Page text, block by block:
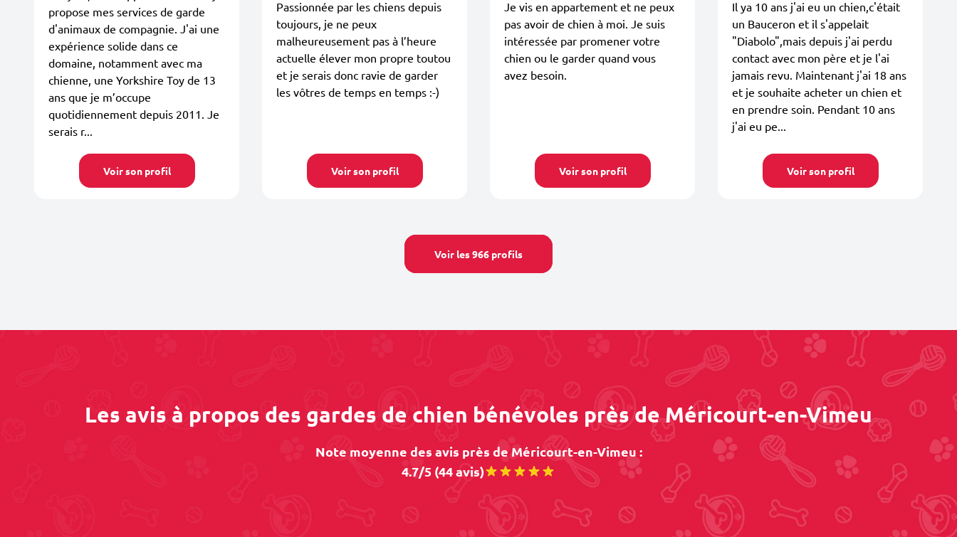
propose mes services de garde
d'animaux de compagnie. J'ai une
expérience solide dans ce
domaine, notamment avec ma
chienne, une Yorkshire Toy de 13
ans que je m’occupe
quotidiennement depuis 2011. Je
serais r...
Voir son profil
Passionnée par les chiens depuis
toujours, je ne peux
malheureusement pas à l’heure
actuelle élever mon propre toutou
et je serais donc ravie de garder
les vôtres de temps en temps :-)
Voir son profil
Je vis en appartement et ne peux
pas avoir de chien à moi. Je suis
intéressée par promener votre
chien ou le garder quand vous
avez besoin.
Voir son profil
Il ya 10 ans j'ai eu un chien,c'était
un Bauceron et il s'appelait
"Diabolo",mais depuis j'ai perdu
contact avec mon père et je l'ai
jamais revu. Maintenant j'ai 18 ans
et je souhaite acheter un chien et
en prendre soin. Pendant 10 ans
j'ai eu pe...
Voir son profil
Voir les 966 profils
Les avis à propos des gardes de chien bénévoles près de Méricourt-en-Vimeu
Note moyenne des avis près de Méricourt-en-Vimeu :
4.7/5 (44 avis)